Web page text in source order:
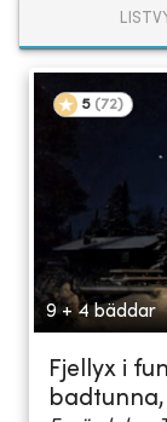
5 (72)
9 + 4 bäddar
Fjellyx i
badtunna,